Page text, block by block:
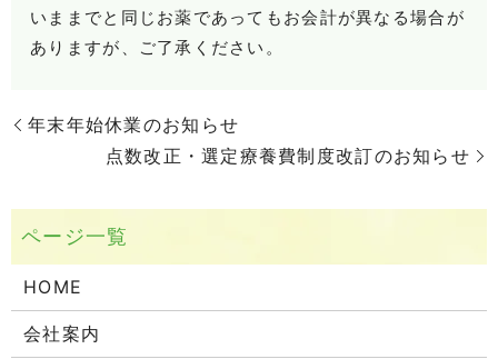
いままでと同じお薬であってもお会計が異なる場合が
ありますが、ご了承ください。
年末年始休業のお知らせ
点数改正・選定療養費制度改訂のお知らせ
HOME
会社案内